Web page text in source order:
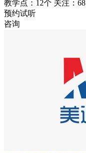
教学点：12个 关注：68
预约试听
咨询